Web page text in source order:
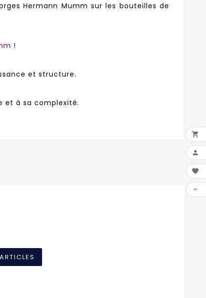
Hermann Mumm sur les bouteilles de
!
et structure.
et à sa complexité.



